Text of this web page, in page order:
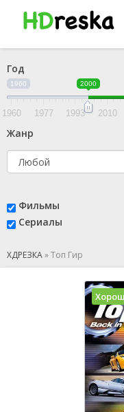
Год
1960 2000
1960 1977 1993 2010
Жанр
Фильмы
Сериалы
ХДРЕЗКА»Топ Гир